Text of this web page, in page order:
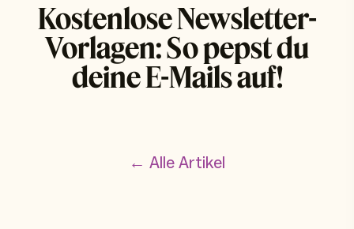
Kostenlose Newsletter-
Vorlagen: So pepst du
deine E-Mails auf!
← Alle Artikel